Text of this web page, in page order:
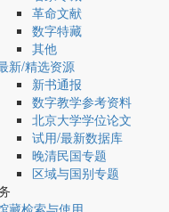
革命文献
数字特藏
其他
新/精选资源
新书通报
数字教学参考资料
北京大学学位论文
试用/最新数据库
晚清民国专题
区域与国别专题